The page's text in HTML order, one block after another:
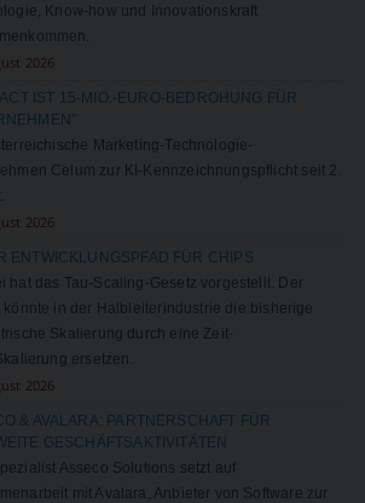
Know-how und Innovationskraft
2026
ACT IST 15-MIO.-EURO-BEDROHUNG FÜR
Marketing-Technologie-
Celum zur KI-Kennzeichnungspflicht seit 2.
2026
ENTWICKLUNGSPFAD FÜR CHIPS
hat das Tau-Scaling-Gesetz vorgestellt. Der
könnte in der Halbleiterindustrie die bisherige
Skalierung durch eine Zeit-
ersetzen.
2026
& AVALARA: PARTNERSCHAFT FÜR
GESCHÄFTSAKTIVITÄTEN
Asseco Solutions setzt auf
mit Avalara, Anbieter von Software zur